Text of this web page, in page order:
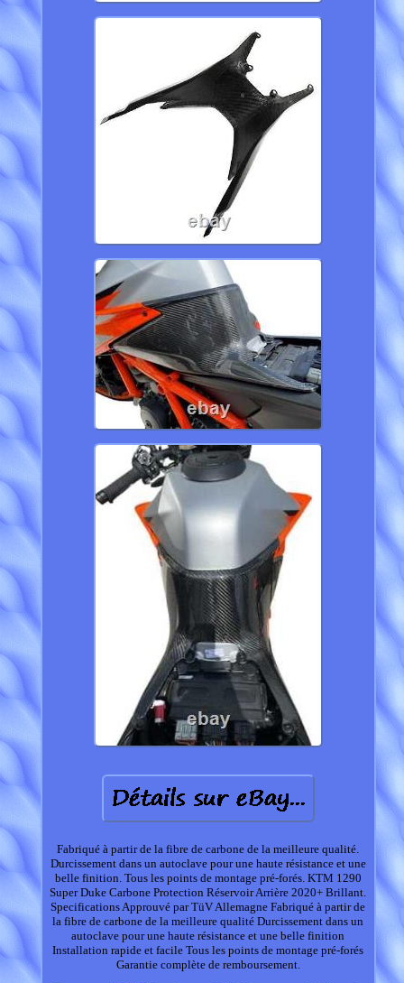
Fabriqué à partir de la fibre de carbone de la meilleure qualité.
Durcissement dans un autoclave pour une haute résistance et une
belle finition. Tous les points de montage pré-forés. KTM 1290
Super Duke Carbone Protection Réservoir Arrière 2020+ Brillant.
Specifications Approuvé par TüV Allemagne Fabriqué à partir de
la fibre de carbone de la meilleure qualité Durcissement dans un
autoclave pour une haute résistance et une belle finition
Installation rapide et facile Tous les points de montage pré-forés
Garantie complète de remboursement.